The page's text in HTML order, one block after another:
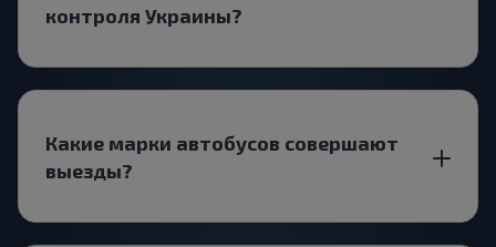
контроля Украины?
Какие марки автобусов совершают
выезды?